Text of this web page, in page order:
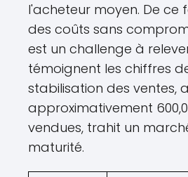
l'acheteur moyen. De ce
des coûts sans
est un challenge à
témoignent les chiffres
stabilisation des ventes,
approximativement
vendues, trahit un
maturité.